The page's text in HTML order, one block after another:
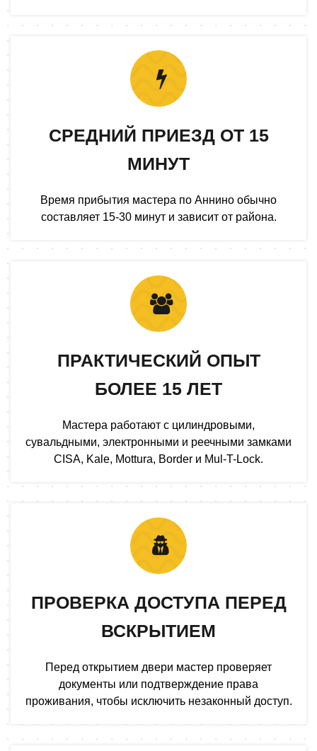
СРЕДНИЙ ПРИЕЗД ОТ 15
МИНУТ
Время прибытия мастера по Аннино обычно
составляет 15-30 минут и зависит от района.
ПРАКТИЧЕСКИЙ ОПЫТ
БОЛЕЕ 15 ЛЕТ
Мастера работают с цилиндровыми,
сувальдными, электронными и реечными замками
CISA, Kale, Mottura, Border и Mul-T-Lock.
ПРОВЕРКА ДОСТУПА ПЕРЕД
ВСКРЫТИЕМ
Перед открытием двери мастер проверяет
документы или подтверждение права
проживания, чтобы исключить незаконный доступ.